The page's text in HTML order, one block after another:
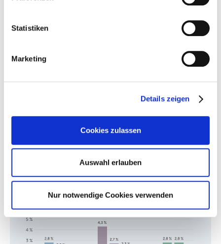
Statistiken
Marketing
Details zeigen
Cookies zulassen
Auswahl erlauben
Nur notwendige Cookies verwenden